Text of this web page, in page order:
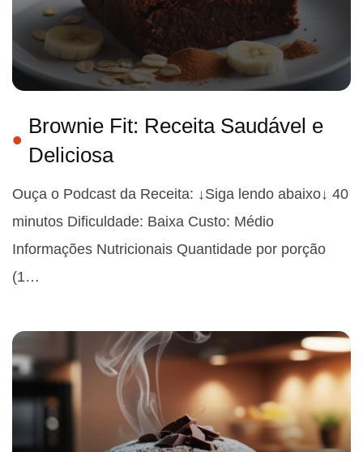
Brownie Fit: Receita Saudável e
Deliciosa
Ouça o Podcast da Receita: ↓Siga lendo abaixo↓ 40
minutos Dificuldade: Baixa Custo: Médio
Informações Nutricionais Quantidade por porção
(1…